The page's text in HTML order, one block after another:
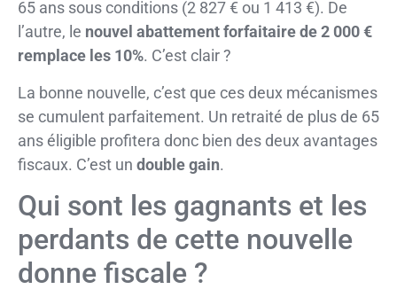
65 ans sous conditions (2 827 € ou 1 413 €). De
l’autre, le nouvel abattement forfaitaire de 2 000 €
remplace les 10%. C’est clair ?
La bonne nouvelle, c’est que ces deux mécanismes
se cumulent parfaitement. Un retraité de plus de 65
ans éligible profitera donc bien des deux avantages
fiscaux. C’est un double gain.
Qui sont les gagnants et les
perdants de cette nouvelle
donne fiscale ?